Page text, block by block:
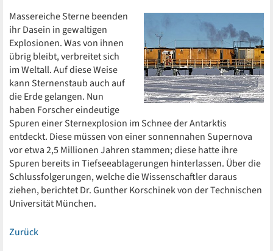
Massereiche Sterne beenden
ihr Dasein in gewaltigen
Explosionen. Was von ihnen
übrig bleibt, verbreitet sich
im Weltall. Auf diese Weise
kann Sternenstaub auch auf
die Erde gelangen. Nun
haben Forscher eindeutige
Spuren einer Sternexplosion im Schnee der Antarktis
entdeckt. Diese müssen von einer sonnennahen Supernova
vor etwa 2,5 Millionen Jahren stammen; diese hatte ihre
Spuren bereits in Tiefseeablagerungen hinterlassen. Über die
Schlussfolgerungen, welche die Wissenschaftler daraus
ziehen, berichtet Dr. Gunther Korschinek von der Technischen
Universität München.
Zurück